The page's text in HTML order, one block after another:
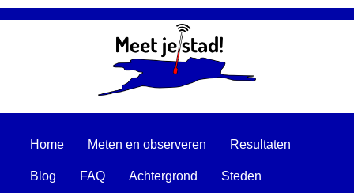
Home Meten en observeren Resultaten
Blog FAQ Achtergrond Steden